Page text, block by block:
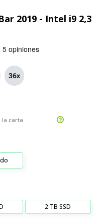
2019 - Intel i9 2,3
36x
la carta
2 TB SSD